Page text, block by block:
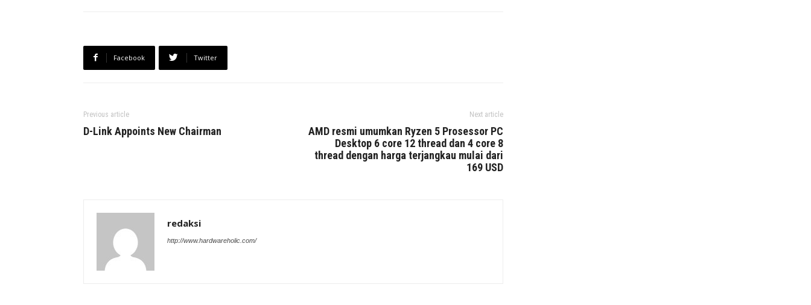
Facebook Twitter
Previous article
D-Link Appoints New Chairman
Next article
AMD resmi umumkan Ryzen 5 Prosessor PC
Desktop 6 core 12 thread dan 4 core 8
thread dengan harga terjangkau mulai dari
169 USD
redaksi
http://www.hardwareholic.com/